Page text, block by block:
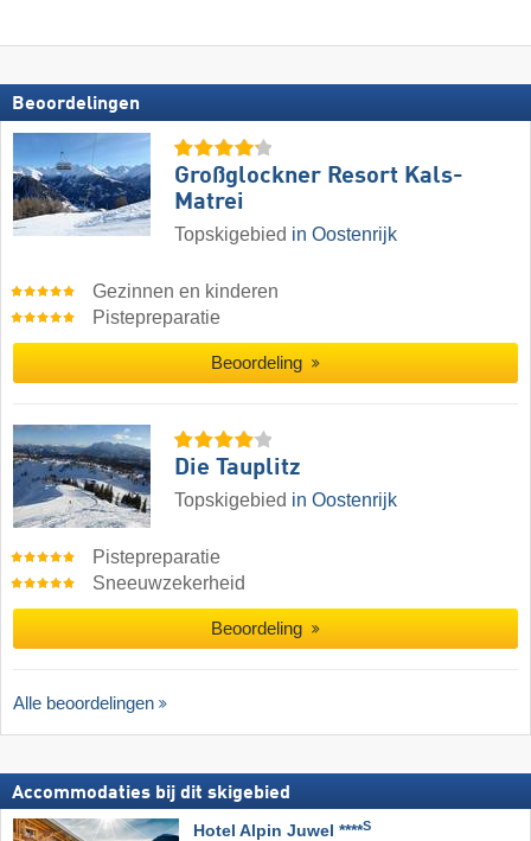
Beoordelingen
Großglockner Resort Kals-
Matrei
Topskigebied in Oostenrijk
Gezinnen en kinderen
Pistepreparatie
Beoordeling
Die Tauplitz
Topskigebied in Oostenrijk
Pistepreparatie
Sneeuwzekerheid
Beoordeling
Alle beoordelingen
Accommodaties bij dit skigebied
Hotel Alpin Juwel ****S